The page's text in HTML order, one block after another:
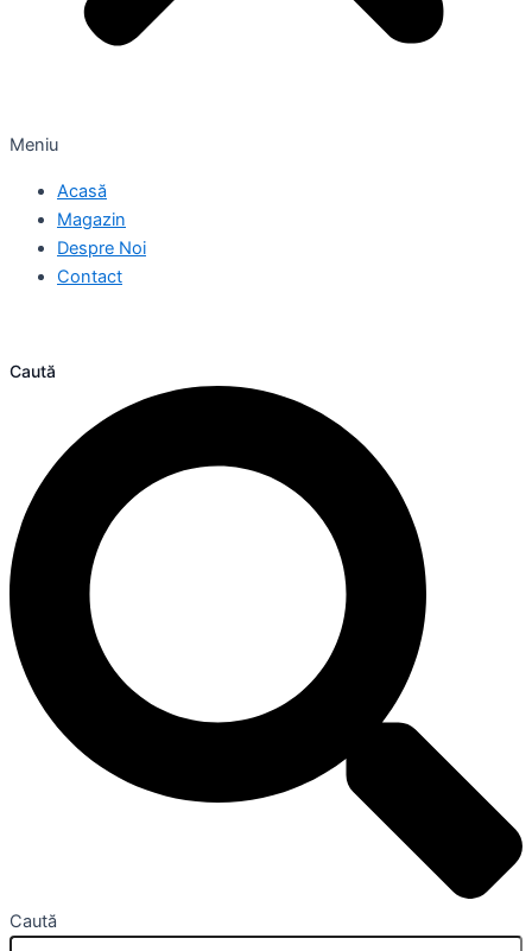
Meniu
Acasă
Magazin
Despre Noi
Contact
Caută
Caută